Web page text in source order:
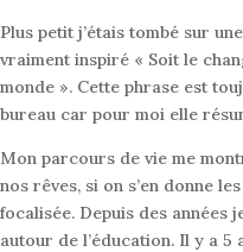
Plus petit j’étais tombé sur
vraiment inspiré « Soit le
monde ». Cette phrase est
bureau car pour moi elle
Mon parcours de vie me
nos rêves, si on s’en donne
focalisée. Depuis des années
autour de l’éducation. Il y a 5